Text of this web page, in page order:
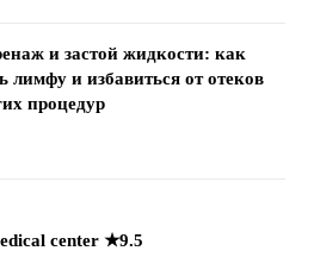
и застой жидкости: как
лимфу и избавиться от отеков
процедур
center ★9.5